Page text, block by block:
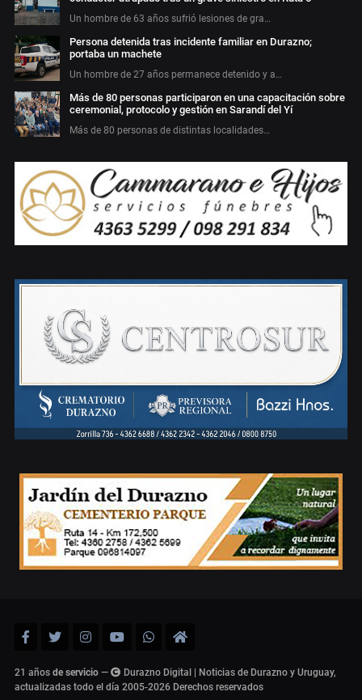
Un hombre de 63 años sufrió lesiones de gra…
Persona detenida tras incidente familiar en Durazno;
portaba un machete
Un hombre de 27 años permanece detenido y a…
Más de 80 personas participaron en una capacitación sobre
ceremonial, protocolo y gestión en Sarandí del Yí
Más de 80 personas de distintas localidades…
21 años de servicio —
Durazno Digital | Noticias de Durazno y Uruguay,
actualizadas todo el día 2005-2026 Derechos reservados